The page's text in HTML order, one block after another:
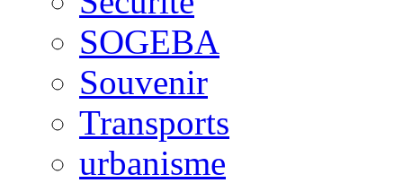
SOGEBA
Souvenir
Transports
urbanisme